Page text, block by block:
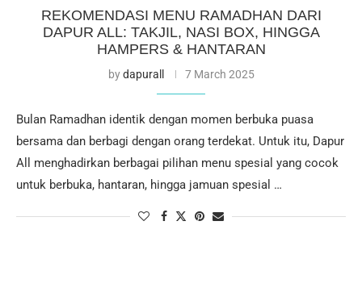
REKOMENDASI MENU RAMADHAN DARI
DAPUR ALL: TAKJIL, NASI BOX, HINGGA
HAMPERS & HANTARAN
bydapurall 7 March 2025
Bulan Ramadhan identik dengan momen berbuka puasa
bersama dan berbagi dengan orang terdekat. Untuk itu, Dapur
All menghadirkan berbagai pilihan menu spesial yang cocok
untuk berbuka, hantaran, hingga jamuan spesial …